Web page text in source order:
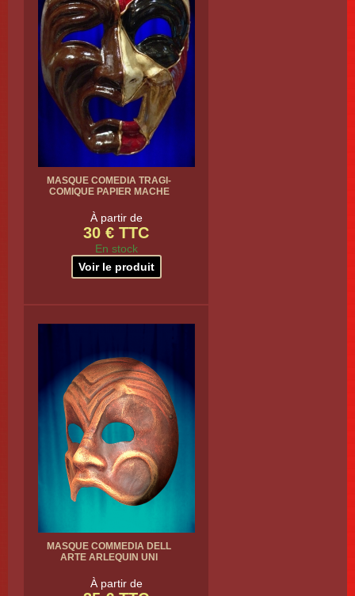
MASQUE COMEDIA TRAGI-
COMIQUE PAPIER MACHE
À partir de
30 € TTC
En stock
Voir le produit
MASQUE COMMEDIA DELL
ARTE ARLEQUIN UNI
À partir de